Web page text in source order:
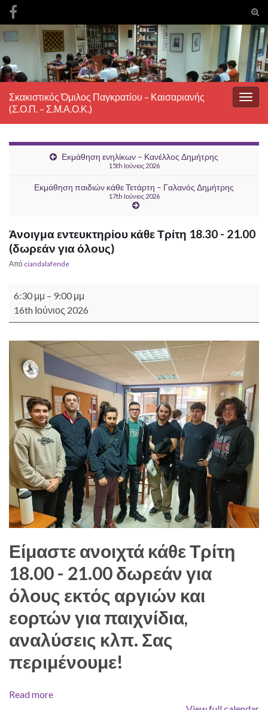
Search for:
Σκακιστικός Όμιλος Παγκρατίου – Καισαριανής
(Σ.Ο.Π. – Σ.Μ.Α.Ο.Κ.)
Εκμάθηση ενηλίκων – Κανέλλος Δημήτρης
15th Ιούνιος 2026
Εκμάθηση παιδιών κάθε Τετάρτη – Γαλανός Δημήτρης
17th Ιούνιος 2026
Άνοιγμα εντευκτηρίου κάθε Τρίτη 18.30 - 21.00
(δωρεάν για όλους)
Από ciandalafende
6:30 μμ – 9:00 μμ
16th Ιούνιος 2026
Είμαστε ανοιχτά κάθε Τρίτη
18.00 - 21.00 δωρεάν για
όλους εκτός αργιών και
εορτών για παιχνίδια,
αναλύσεις κλπ. Σας
περιμένουμε!
Read more